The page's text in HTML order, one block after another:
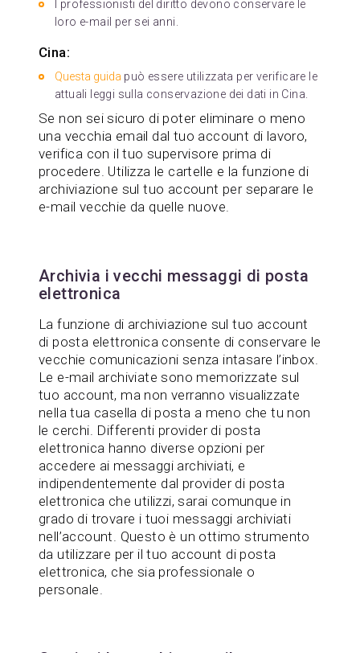
I professionisti del diritto devono conservare le
loro e-mail per sei anni.
Cina:
Questa guida può essere utilizzata per verificare le
attuali leggi sulla conservazione dei dati in Cina.
Se non sei sicuro di poter eliminare o meno
una vecchia email dal tuo account di lavoro,
verifica con il tuo supervisore prima di
procedere. Utilizza le cartelle e la funzione di
archiviazione sul tuo account per separare le
e-mail vecchie da quelle nuove.
Archivia i vecchi messaggi di posta
elettronica
La funzione di archiviazione sul tuo account
di posta elettronica consente di conservare le
vecchie comunicazioni senza intasare l’inbox.
Le e-mail archiviate sono memorizzate sul
tuo account, ma non verranno visualizzate
nella tua casella di posta a meno che tu non
le cerchi. Differenti provider di posta
elettronica hanno diverse opzioni per
accedere ai messaggi archiviati, e
indipendentemente dal provider di posta
elettronica che utilizzi, sarai comunque in
grado di trovare i tuoi messaggi archiviati
nell’account. Questo è un ottimo strumento
da utilizzare per il tuo account di posta
elettronica, che sia professionale o
personale.